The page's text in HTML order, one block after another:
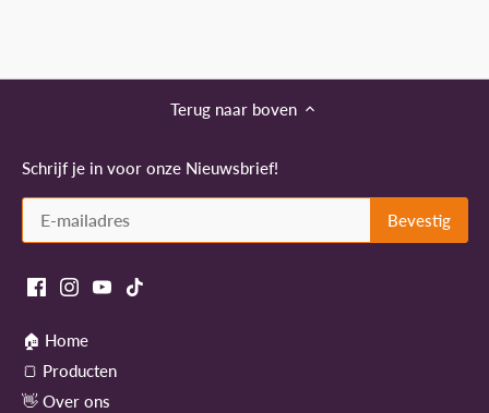
Terug naar boven
Schrijf je in voor onze Nieuwsbrief!
🏠 Home
🍞 Producten
👋 Over ons